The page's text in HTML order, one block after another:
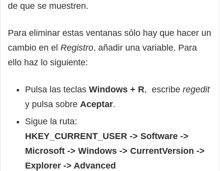
de que se muestren.
Para eliminar estas ventanas sólo hay que hacer un
cambio en el Registro, añadir una variable. Para
ello haz lo siguiente:
Pulsa las teclas Windows + R, escribe regedit
y pulsa sobre Aceptar.
Sigue la ruta:
HKEY_CURRENT_USER -> Software ->
Microsoft -> Windows -> CurrentVersion ->
Explorer -> Advanced